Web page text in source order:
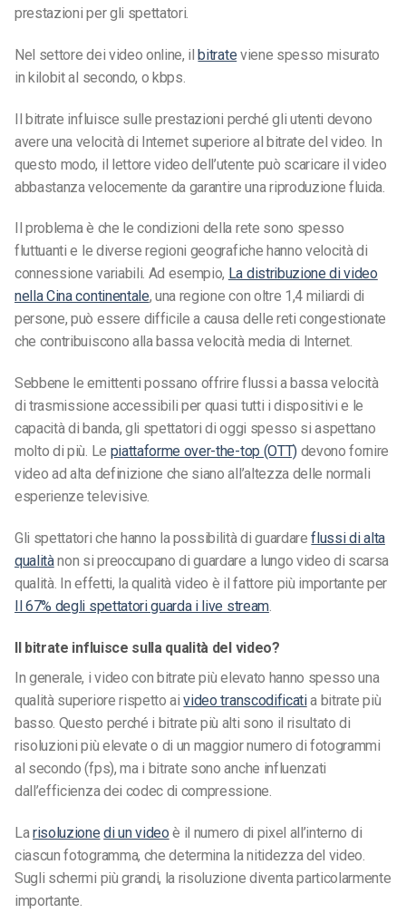
prestazioni per gli spettatori.
Nel settore dei video online, ilbitrate viene spesso misurato
in kilobit al secondo, o kbps.
Il bitrate influisce sulle prestazioni perché gli utenti devono
avere una velocità di Internet superiore al bitrate del video. In
questo modo, il lettore video dell’utente può scaricare il video
abbastanza velocemente da garantire una riproduzione fluida.
Il problema è che le condizioni della rete sono spesso
fluttuanti e le diverse regioni geografiche hanno velocità di
connessione variabili. Ad esempio, La distribuzione di video
nella Cina continentale, una regione con oltre 1,4 miliardi di
persone, può essere difficile a causa delle reti congestionate
che contribuiscono alla bassa velocità media di Internet.
Sebbene le emittenti possano offrire flussi a bassa velocità
di trasmissione accessibili per quasi tutti i dispositivi e le
capacità di banda, gli spettatori di oggi spesso si aspettano
molto di più. Le piattaforme over-the-top (OTT)devono fornire
video ad alta definizione che siano all’altezza delle normali
esperienze televisive.
Gli spettatori che hanno la possibilità di guardareflussi di alta
qualitànon si preoccupano di guardare a lungo video di scarsa
qualità. In effetti, la qualità video è il fattore più importante per
Il 67% degli spettatori guarda i live stream.
Il bitrate influisce sulla qualità del video?
In generale, i video con bitrate più elevato hanno spesso una
qualità superiore rispetto aivideo transcodificatia bitrate più
basso. Questo perché i bitrate più alti sono il risultato di
risoluzioni più elevate o di un maggior numero di fotogrammi
al secondo (fps), ma i bitrate sono anche influenzati
dall’efficienza dei codec di compressione.
Larisoluzione di un video è il numero di pixel all’interno di
ciascun fotogramma, che determina la nitidezza del video.
Sugli schermi più grandi, la risoluzione diventa particolarmente
importante.